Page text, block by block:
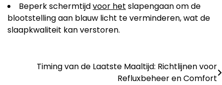
Beperk schermtijdvoor het slapengaan om de
blootstelling aan blauw licht te verminderen, wat de
slaapkwaliteit kan verstoren.
Timing van de Laatste Maaltijd: Richtlijnen voor
Refluxbeheer en Comfort